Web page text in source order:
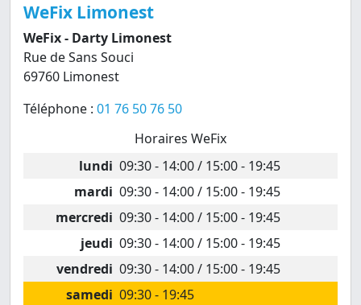
WeFix Limonest
WeFix - Darty Limonest
Rue de Sans Souci
69760 Limonest
Téléphone : 01 76 50 76 50
Horaires WeFix
lundi 09:30 - 14:00 / 15:00 - 19:45
mardi 09:30 - 14:00 / 15:00 - 19:45
mercredi 09:30 - 14:00 / 15:00 - 19:45
jeudi 09:30 - 14:00 / 15:00 - 19:45
vendredi 09:30 - 14:00 / 15:00 - 19:45
samedi 09:30 - 19:45